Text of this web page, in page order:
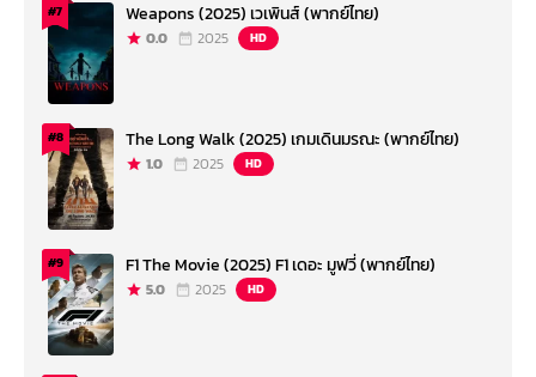
#7 Weapons (2025) เวเพินส์ (พากย์ไทย)
0.0 2025 HD
#8 The Long Walk (2025) เกมเดินมรณะ (พากย์ไทย)
1.0 2025 HD
#9 F1 The Movie (2025) F1 เดอะ มูฟวี่ (พากย์ไทย)
5.0 2025 HD